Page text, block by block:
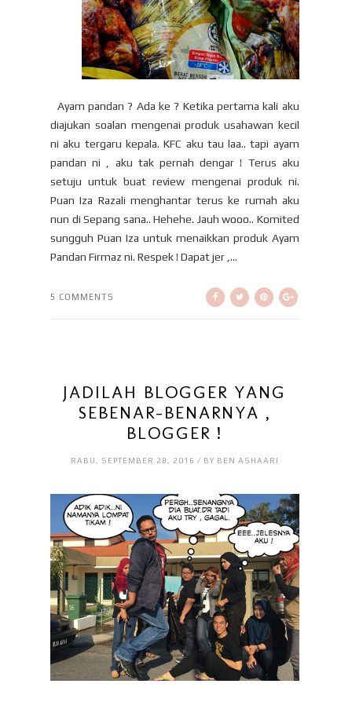
Ayam pandan ? Ada ke ? Ketika pertama kali aku
diajukan soalan mengenai produk usahawan kecil
ni aku tergaru kepala. KFC aku tau laa.. tapi ayam
pandan ni , aku tak pernah dengar ! Terus aku
setuju untuk buat review mengenai produk ni.
Puan Iza Razali menghantar terus ke rumah aku
nun di Sepang sana.. Hehehe. Jauh wooo.. Komited
sungguh Puan Iza untuk menaikkan produk Ayam
Pandan Firmaz ni. Respek ! Dapat jer ,...
5 COMMENTS
JADILAH BLOGGER YANG
SEBENAR-BENARNYA ,
BLOGGER !
RABU, SEPTEMBER 28, 2016 / BY BEN ASHAARI